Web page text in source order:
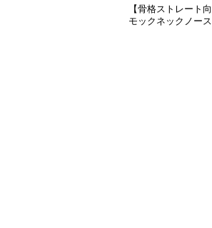
【骨格ストレート向
モックネックノー